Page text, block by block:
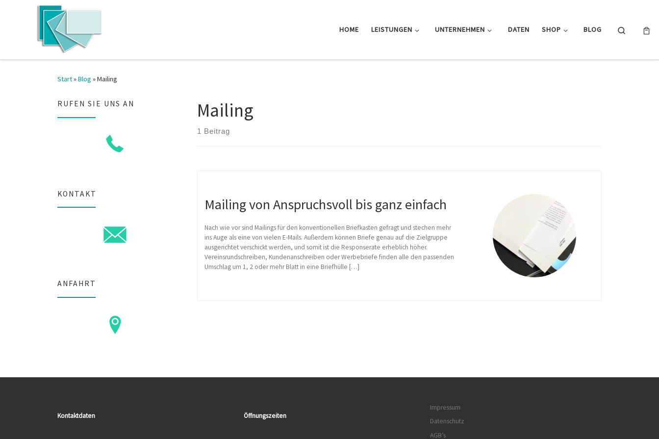
Zum Inhalt springen
HOME LEISTUNGEN UNTERNEHMEN DATEN SHOP BLOG Search
Start»Blog »Mailing
Mailing
1 Beitrag
Mailing von Anspruchsvoll bis ganz einfach
Nach wie vor sind Mailings für den konventionellen Briefkasten gefragt und stechen mehr
ins Auge als eine von vielen E-Mails. Außerdem können Briefe genau auf die Zielgruppe
ausgerichtet verschickt werden, und somit ist die Responserate erheblich höher.
Vereinsrundschreiben, Kundenanschreiben oder Werbebriefe finden alle den passenden
Umschlag um 1, 2 oder mehr Blatt in eine Briefhülle […]
RUFEN SIE UNS AN
KONTAKT
ANFAHRT
Kontaktdaten Öffnungszeiten
Impressum
Datenschutz
AGB’s